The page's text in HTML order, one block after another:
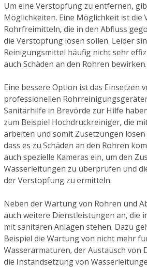
Um eine Verstopfung zu entfernen,
Möglichkeiten. Eine Möglichkeit ist die
Rohrfreimitteln, die in den Abfluss
die Verstopfung lösen sollen. Leider
Reinigungsmittel häufig nicht sehr
auch Schäden an den Rohren bewirken.
Eine bessere Option ist das Einsetzen
professionellen
Sanitärhilfe in Brevörde zur Hilfe
zum Beispiel Hochdruckreiniger, die
arbeiten und somit Zusetzungen
dass es zu Schäden an den Rohren
auch spezielle Kameras ein, um den
Wasserleitungen zu überprüfen und
der Verstopfung zu ermitteln.
Neben der Wartung von Rohren und
auch weitere Dienstleistungen an, die
mit sanitären Anlagen stehen. Dazu
Beispiel die Wartung von nicht mehr
Wasserarmaturen, der Austausch von
die Instandsetzung von